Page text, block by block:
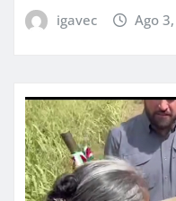
igavec Ago